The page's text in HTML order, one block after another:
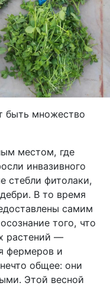
быть множество
местом, где
инвазивного
стебли фитолаки,
В то время
самим
того, что
растений —
фермеров и
общее: они
Этой весной